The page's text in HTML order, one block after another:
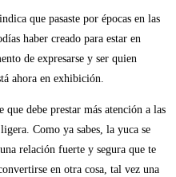
que pasaste por épocas en las
haber creado para estar en
de expresarse y ser quien
ahora en exhibición.
que debe prestar más atención a las
Como ya sabes, la yuca se
relación fuerte y segura que te
en otra cosa, tal vez una